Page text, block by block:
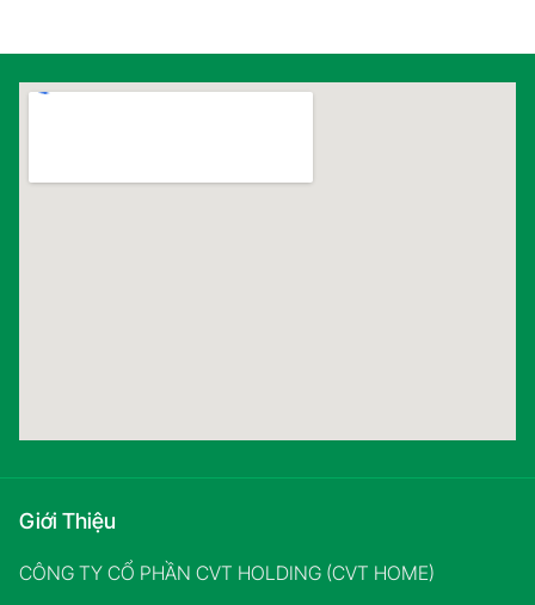
Giới Thiệu
CÔNG TY CỔ PHẦN CVT HOLDING (CVT HOME)